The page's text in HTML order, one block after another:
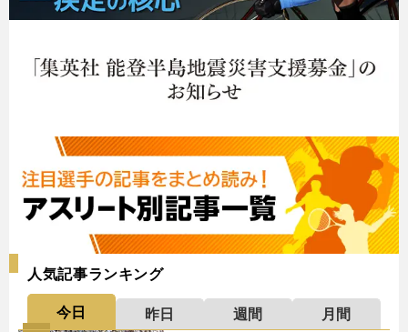
人気記事ランキング
今日 昨日 週間
月間